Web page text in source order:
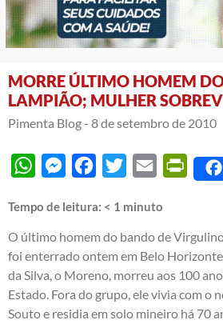
MORRE ÚLTIMO HOMEM
LAMPIÃO; MULHER
Pimenta Blog - 8 de setembro de 2010
WhatsAppMessengerFacebook
Twitter Email
Tempo de leitura: < 1 minuto
O último homem do bando de
foi enterrado ontem em Belo
da Silva, o Moreno, morreu aos 100
Estado. Fora do grupo, ele vivia com o
Souto e residia em solo mineiro há 70